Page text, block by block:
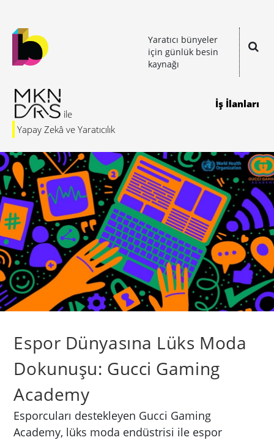
Yaratıcı bünyeler
için günlük besin
kaynağı
Yapay Zekâ ve Yaratıcılık
İş İlanları
Espor Dünyasına Lüks Moda
Dokunuşu: Gucci Gaming
Academy
Esporcuları destekleyen Gucci Gaming
Academy, lüks moda endüstrisi ile espor